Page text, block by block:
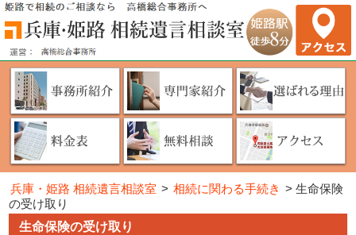
兵庫・姫路 相続遺言相談室 > 相続に関わる手続き >生命保険
の受け取り
生命保険の受け取り